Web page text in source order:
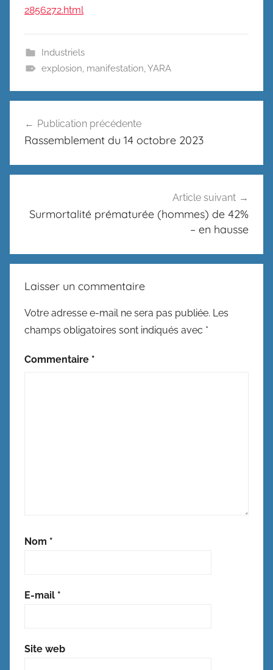
2856272.html
Industriels
explosion, manifestation,YARA
de
Publication précédente
Rassemblement du 14 octobre 2023
Article suivant
Surmortalité prématurée (hommes) de 42%
– en hausse
Laisser un commentaire
Votre adresse e-mail ne sera pas publiée. Les
champs obligatoires sont indiqués avec *
Commentaire *
Nom *
E-mail *
Site web